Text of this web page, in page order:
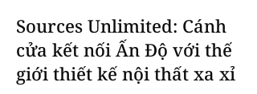
Sources Unlimited: Cánh
cửa kết nối Ấn Độ với thế
giới thiết kế nội thất xa xỉ